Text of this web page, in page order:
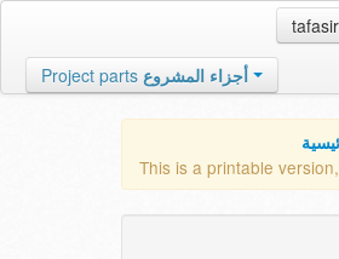
tafasir
Project parts أجزاء المشروع
This is a printable